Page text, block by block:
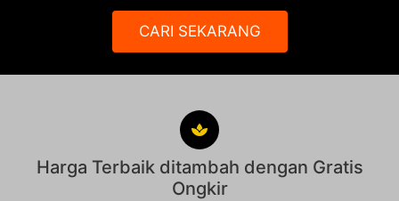
CARI SEKARANG
Harga Terbaik ditambah dengan Gratis
Ongkir